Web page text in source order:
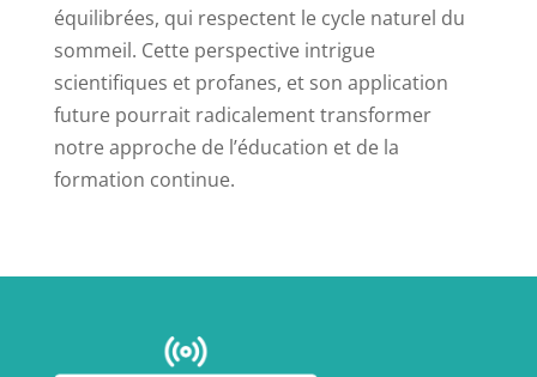
équilibrées, qui respectent le cycle naturel du
sommeil. Cette perspective intrigue
scientifiques et profanes, et son application
future pourrait radicalement transformer
notre approche de l’éducation et de la
formation continue.